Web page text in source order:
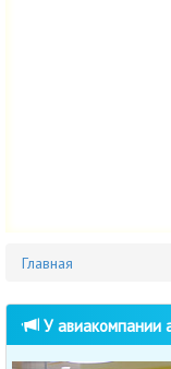
Главная
У авиакомпании